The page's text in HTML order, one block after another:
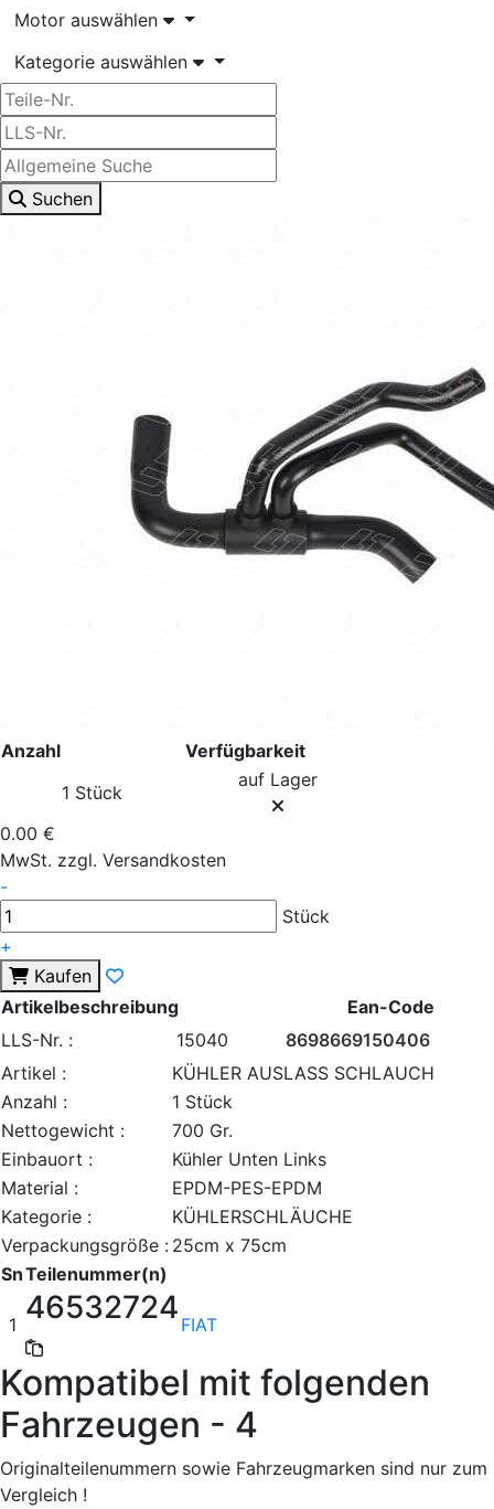
Motor auswählen
Kategorie auswählen
Suchen
Anzahl
Verfügbarkeit
1 Stück
auf Lager
0.00 €
MwSt. zzgl. Versandkosten
-
Stück
+
Kaufen
Artikelbeschreibung
Ean-Code
LLS-Nr. :
15040
8698669150406
Artikel :
KÜHLER AUSLASS SCHLAUCH
Anzahl :
1 Stück
Nettogewicht :
700 Gr.
Einbauort :
Kühler Unten Links
Material :
EPDM-PES-EPDM
Kategorie :
KÜHLERSCHLÄUCHE
Verpackungsgröße : 25cm x 75cm
SnTeilenummer(n)
1 46532724 FIAT
Kompatibel mit folgenden
Fahrzeugen - 4
Originalteilenummern sowie Fahrzeugmarken sind nur zum
Vergleich !